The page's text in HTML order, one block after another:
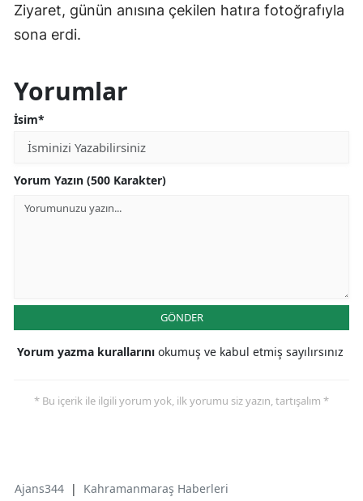
Ziyaret, günün anısına çekilen hatıra fotoğrafıyla
sona erdi.
Yorumlar
İsim*
Yorum Yazın (500 Karakter)
GÖNDER
Yorum yazma kurallarını okumuş ve kabul etmiş sayılırsınız
* Bu içerik ile ilgili yorum yok, ilk yorumu siz yazın, tartışalım *
Ajans344 | Kahramanmaraş Haberleri